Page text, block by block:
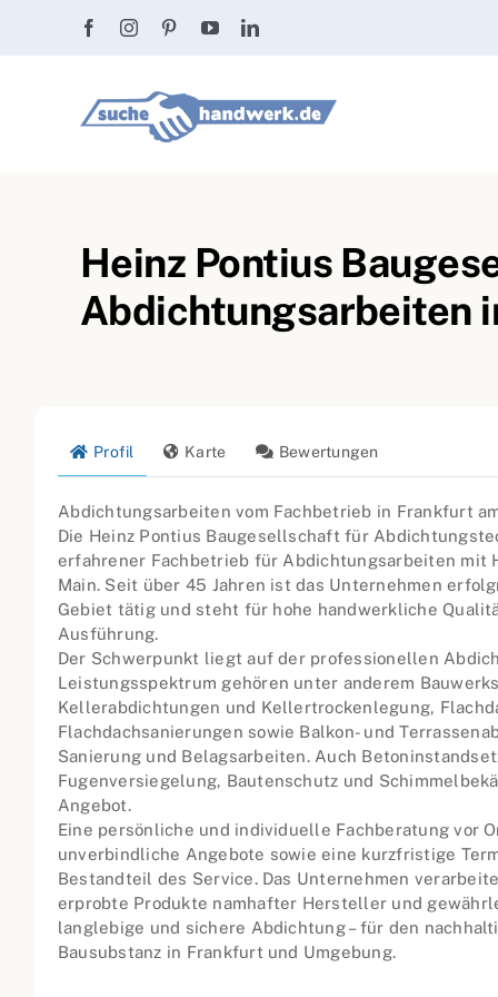
Heinz Pontius
Abdichtungsarbeiten
Profil Karte Bewertungen
Abdichtungsarbeiten vom Fachbetrieb in Frankfurt
Die Heinz Pontius Baugesellschaft für
erfahrener Fachbetrieb für Abdichtungsarbeiten mit
Main. Seit über 45 Jahren ist das Unternehmen
Gebiet tätig und steht für hohe handwerkliche
Ausführung.
Der Schwerpunkt liegt auf der professionellen
Leistungsspektrum gehören unter anderem
Kellerabdichtungen und Kellertrockenlegung,
Flachdachsanierungen sowie Balkon- und
Sanierung und Belagsarbeiten. Auch
Fugenversiegelung, Bautenschutz und
Angebot.
Eine persönliche und individuelle Fachberatung vor
unverbindliche Angebote sowie eine kurzfristige
Bestandteil des Service. Das Unternehmen
erprobte Produkte namhafter Hersteller und
langlebige und sichere Abdichtung – für den
Bausubstanz in Frankfurt und Umgebung.